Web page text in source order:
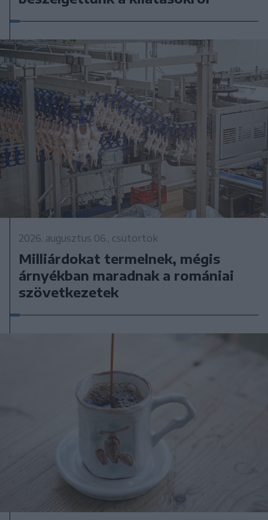
2026. augusztus 06., csütörtök
Milliárdokat termelnek, mégis
árnyékban maradnak a romániai
szövetkezetek